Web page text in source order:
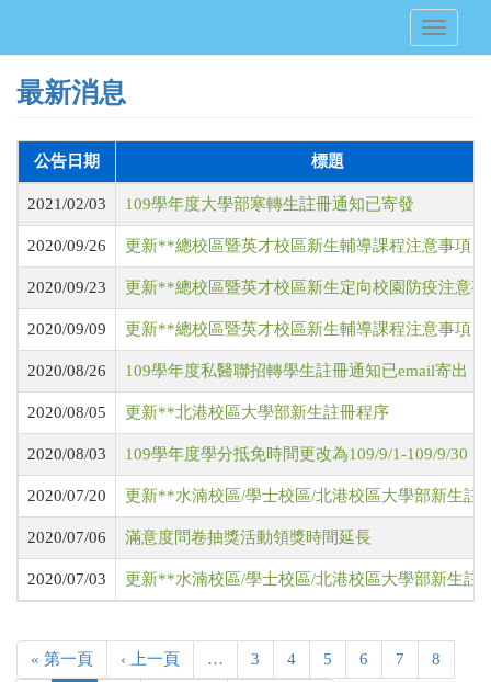
主
Toggle
最新消息
公告日期 標題
2021/02/03 109學年度大學部寒轉生註冊通知已寄發
2020/09/26 更新**總校區暨英才校區新生輔導課程注意事項
2020/09/23 更新**總校區暨英才校區新生定向校園防疫注意事
2020/09/09 更新**總校區暨英才校區新生輔導課程注意事項
2020/08/26 109學年度私醫聯招轉學生註冊通知已email寄出
2020/08/05 更新**北港校區大學部新生註冊程序
2020/08/03 109學年度學分抵免時間更改為109/9/1-109/9/30
2020/07/20 更新**水湳校區/學士校區/北港校區大學部新生註
2020/07/06 滿意度問卷抽獎活動領獎時間延長
2020/07/03 更新**水湳校區/學士校區/北港校區大學部新生註
« 第一頁 ‹ 上一頁 … 3 4 5 6 7 8